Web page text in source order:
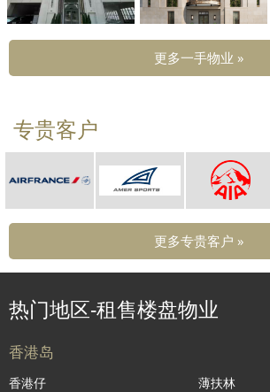
更多一手物业 »
专贵客户
更多专贵客户 »
热门地区-租售楼盘物业
香港岛
香港仔
薄扶林